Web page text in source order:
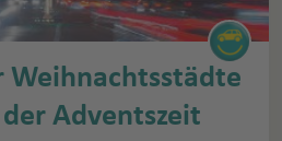
Weihnachtsstädte
Adventszeit